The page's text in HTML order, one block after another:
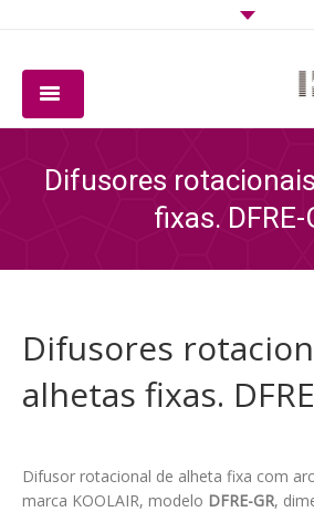
DOWNLOADS
CONTACTO
Difusores
fixas. DFRE-
Difusores
alhetas fixas.
Difusor rotacional de alheta fixa com
marca KOOLAIR, modelo DFRE-GR,